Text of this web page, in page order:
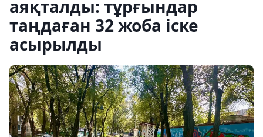
аяқталды: тұрғындар
таңдаған 32 жоба іске
асырылды